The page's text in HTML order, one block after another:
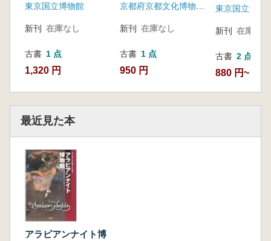
東京国立博物館
新刊 在庫なし
古書 1 点
1,320 円
京都府京都文化博物館・山口県立萩美術館・浦上記念館
新刊 在庫なし
古書 1 点
950 円
東京国立博物
新刊 在庫なし
古書 2 点
880 円~
最近見た本
アラビアンナイト博